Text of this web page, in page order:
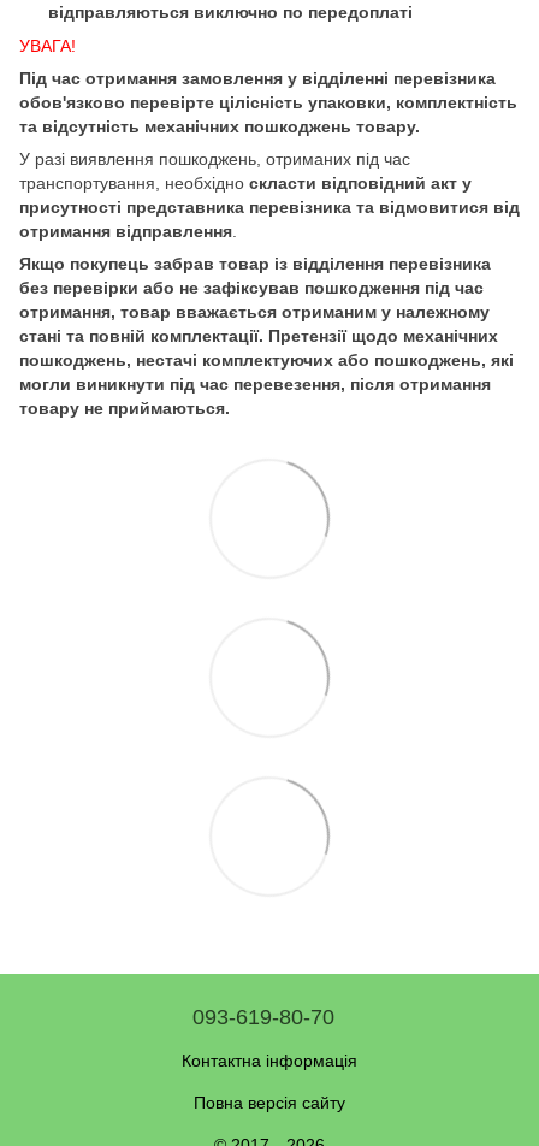
відправляються виключно по передоплаті
УВАГА!
Під час отримання замовлення у відділенні перевізника
обов'язково перевірте цілісність упаковки, комплектність
та відсутність механічних пошкоджень товару.
У разі виявлення пошкоджень, отриманих під час
транспортування, необхідно скласти відповідний акт у
присутності представника перевізника та відмовитися від
отримання відправлення
Якщо покупець забрав товар із відділення перевізника
без перевірки або не зафіксував пошкодження під час
отримання, товар вважається отриманим у належному
стані та повній комплектації. Претензії щодо механічних
пошкоджень, нестачі комплектуючих або пошкоджень, які
могли виникнути під час перевезення, після отримання
товару не приймаються.
093-619-80-70
Контактна інформація
Повна версія сайту